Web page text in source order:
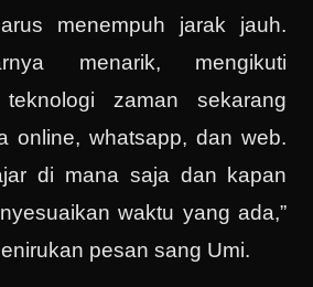
menempuh jarak jauh.
menarik, mengikuti
teknologi zaman sekarang
online, whatsapp, dan web.
di mana saja dan kapan
waktu yang ada,”
pesan sang Umi.